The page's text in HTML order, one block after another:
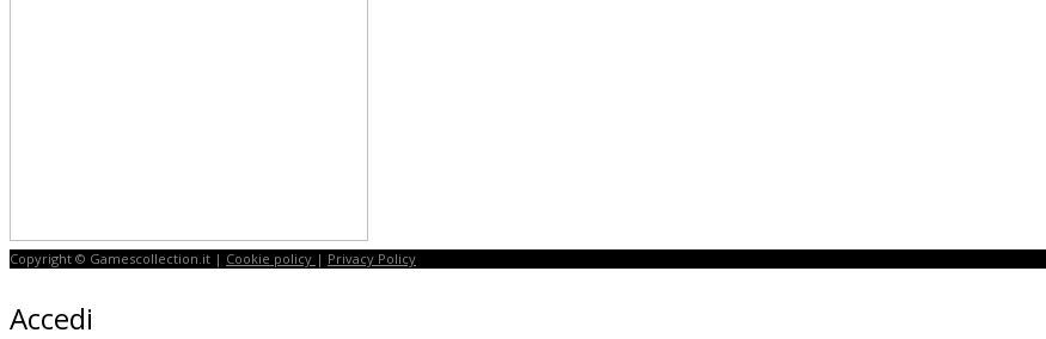
Copyright © Gamescollection.it | Cookie policy | Privacy Policy
Accedi